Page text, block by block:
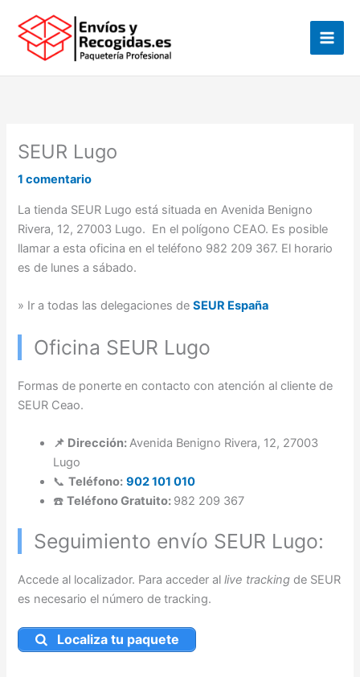
contenido
SEUR Lugo
1 comentario
La tienda SEUR Lugo está situada en Avenida Benigno
Rivera, 12, 27003 Lugo. En el polígono CEAO. Es posible
llamar a esta oficina en el teléfono 982 209 367. El horario
es de lunes a sábado.
» Ir a todas las delegaciones deSEUR España
Oficina SEUR Lugo
Formas de ponerte en contacto con atención al cliente de
SEUR Ceao.
📌 Dirección:Avenida Benigno Rivera, 12, 27003
Lugo
📞Teléfono: 902 101 010
☎️Teléfono Gratuito: 982 209 367
Seguimiento envío SEUR Lugo:
Accede al localizador. Para acceder allive tracking de SEUR
es necesario el número de tracking.
Localiza tu paquete